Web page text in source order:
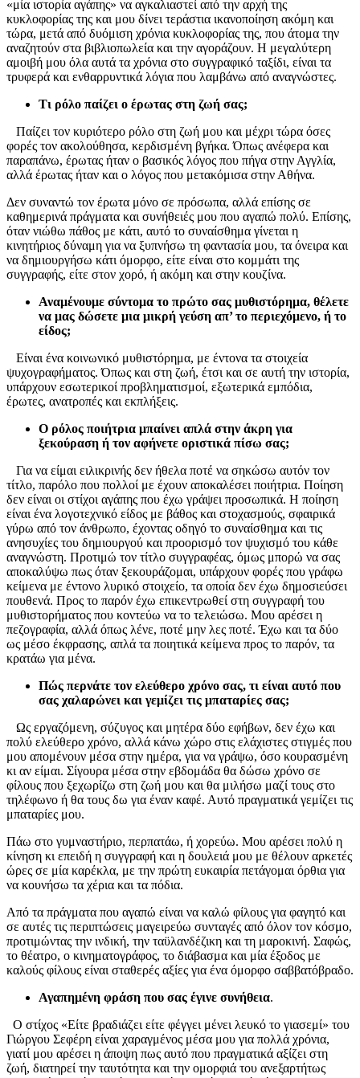
«μία ιστορία αγάπης» να αγκαλιαστεί από την αρχή της
κυκλοφορίας της και μου δίνει τεράστια ικανοποίηση ακόμη και
τώρα, μετά από δυόμιση χρόνια κυκλοφορίας της, που άτομα την
αναζητούν στα βιβλιοπωλεία και την αγοράζουν. Η μεγαλύτερη
αμοιβή μου όλα αυτά τα χρόνια στο συγγραφικό ταξίδι, είναι τα
τρυφερά και ενθαρρυντικά λόγια που λαμβάνω από αναγνώστες.
Τι ρόλο παίζει ο έρωτας στη ζωή σας;
Παίζει τον κυριότερο ρόλο στη ζωή μου και μέχρι τώρα όσες
φορές τον ακολούθησα, κερδισμένη βγήκα. Όπως ανέφερα και
παραπάνω, έρωτας ήταν ο βασικός λόγος που πήγα στην Αγγλία,
αλλά έρωτας ήταν και ο λόγος που μετακόμισα στην Αθήνα.
Δεν συναντώ τον έρωτα μόνο σε πρόσωπα, αλλά επίσης σε
καθημερινά πράγματα και συνήθειές μου που αγαπώ πολύ. Επίσης,
όταν νιώθω πάθος με κάτι, αυτό το συναίσθημα γίνεται η
κινητήριος δύναμη για να ξυπνήσω τη φαντασία μου, τα όνειρα και
να δημιουργήσω κάτι όμορφο, είτε είναι στο κομμάτι της
συγγραφής, είτε στον χορό, ή ακόμη και στην κουζίνα.
Αναμένουμε σύντομα το πρώτο σας μυθιστόρημα, θέλετε
να μας δώσετε μια μικρή γεύση απ’ το περιεχόμενο, ή το
είδος;
Είναι ένα κοινωνικό μυθιστόρημα, με έντονα τα στοιχεία
ψυχογραφήματος. Όπως και στη ζωή, έτσι και σε αυτή την ιστορία,
υπάρχουν εσωτερικοί προβληματισμοί, εξωτερικά εμπόδια,
έρωτες, ανατροπές και εκπλήξεις.
Ο ρόλος ποιήτρια μπαίνει απλά στην άκρη για
ξεκούραση ή τον αφήνετε οριστικά πίσω σας;
Για να είμαι ειλικρινής δεν ήθελα ποτέ να σηκώσω αυτόν τον
τίτλο, παρόλο που πολλοί με έχουν αποκαλέσει ποιήτρια. Ποίηση
δεν είναι οι στίχοι αγάπης που έχω γράψει προσωπικά. Η ποίηση
είναι ένα λογοτεχνικό είδος με βάθος και στοχασμούς, σφαιρικά
γύρω από τον άνθρωπο, έχοντας οδηγό το συναίσθημα και τις
ανησυχίες του δημιουργού και προορισμό τον ψυχισμό του κάθε
αναγνώστη. Προτιμώ τον τίτλο συγγραφέας, όμως μπορώ να σας
αποκαλύψω πως όταν ξεκουράζομαι, υπάρχουν φορές που γράφω
κείμενα με έντονο λυρικό στοιχείο, τα οποία δεν έχω δημοσιεύσει
πουθενά. Προς το παρόν έχω επικεντρωθεί στη συγγραφή του
μυθιστορήματος που κοντεύω να το τελειώσω. Μου αρέσει η
πεζογραφία, αλλά όπως λένε, ποτέ μην λες ποτέ. Έχω και τα δύο
ως μέσο έκφρασης, απλά τα ποιητικά κείμενα προς το παρόν, τα
κρατάω για μένα.
Πώς περνάτε τον ελεύθερο χρόνο σας, τι είναι αυτό που
σας χαλαρώνει και γεμίζει τις μπαταρίες σας;
Ως εργαζόμενη, σύζυγος και μητέρα δύο εφήβων, δεν έχω και
πολύ ελεύθερο χρόνο, αλλά κάνω χώρο στις ελάχιστες στιγμές που
μου απομένουν μέσα στην ημέρα, για να γράψω, όσο κουρασμένη
κι αν είμαι. Σίγουρα μέσα στην εβδομάδα θα δώσω χρόνο σε
φίλους που ξεχωρίζω στη ζωή μου και θα μιλήσω μαζί τους στο
τηλέφωνο ή θα τους δω για έναν καφέ. Αυτό πραγματικά γεμίζει τις
μπαταρίες μου.
Πάω στο γυμναστήριο, περπατάω, ή χορεύω. Μου αρέσει πολύ η
κίνηση κι επειδή η συγγραφή και η δουλειά μου με θέλουν αρκετές
ώρες σε μία καρέκλα, με την πρώτη ευκαιρία πετάγομαι όρθια για
να κουνήσω τα χέρια και τα πόδια.
Από τα πράγματα που αγαπώ είναι να καλώ φίλους για φαγητό και
σε αυτές τις περιπτώσεις μαγειρεύω συνταγές από όλον τον κόσμο,
προτιμώντας την ινδική, την ταϋλανδέζικη και τη μαροκινή. Σαφώς,
το θέατρο, ο κινηματογράφος, το διάβασμα και μία έξοδος με
καλούς φίλους είναι σταθερές αξίες για ένα όμορφο σαββατόβραδο.
Αγαπημένη φράση που σας έγινε συνήθεια.
Ο στίχος «Είτε βραδιάζει είτε φέγγει μένει λευκό το γιασεμί» του
Γιώργου Σεφέρη είναι χαραγμένος μέσα μου για πολλά χρόνια,
γιατί μου αρέσει η άποψη πως αυτό που πραγματικά αξίζει στη
ζωή, διατηρεί την ταυτότητα και την ομορφιά του ανεξαρτήτως